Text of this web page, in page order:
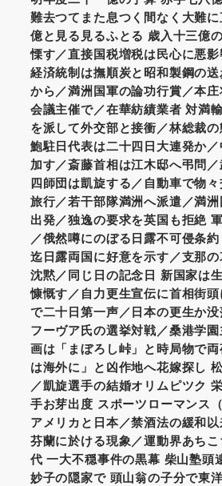
難去つてまた息つく間なく大難
億と見る見るふとる 歳入十三億
慄す／直接国税増税は民心に悪
経済統制は撫順炭と昭和製鋼の
から／満洲国軍の論功行賞／本
会議主催で／在華紡績業者 対満
を派して外交部と接衝／林総裁
鮑駐日代表は二十四日大連発か
加す／斎藤首相は江木邸へ弔問
四師団は凱旋する／自動車で物
旅行／若干部隊満洲へ派遣／満
出発／独逸の要求を英国も拒絶
／俄然噂にのぼる日露不可侵条
迄日露両国に好意を示す／支那
沈黙／同じ日の記念日 新国家は
慷慨す／自力更生宣伝に首相街
で二十日第一声／日本の更生か
フーヴア氏の選挙対戦／桑港学
画は「まぼろし峠」と時局物で
は海外に」と凶作地へ花嫁探し
／凱旋選手の結婚オリムピツク
手お芽出度 スポーツローマンス
アメリカと日本／禁酒法の緩和
芬蘭に於ける現象／運動界あち
代 一大不穏事件の黒幕 柴山塾頭
妙子の隠家で 頭山翁の子分で東